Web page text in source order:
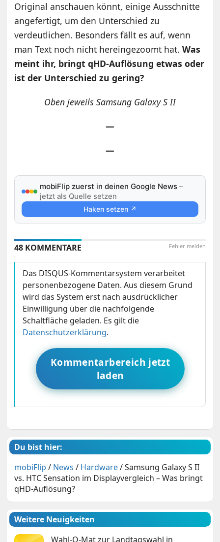
Original anschauen könnt, einige Ausschnitte
angefertigt, um den Unterschied zu
verdeutlichen. Besonders fällt es auf, wenn
man Text noch nicht hereingezoomt hat.Was
meint ihr, bringt qHD-Auflösung etwas oder
ist der Unterschied zu gering?
Oben jeweils Samsung Galaxy S II
—
—
mobiFlip zuerst in deinen Google News –
jetzt als Quelle setzen
Haken setzen ↗
Fehler melden
48 KOMMENTARE
Das DISQUS-Kommentarsystem verarbeitet
personenbezogene Daten. Aus diesem Grund
wird das System erst nach ausdrücklicher
Einwilligung über die nachfolgende
Schaltfläche geladen. Es gilt die
Datenschutzerklärung.
Kommentarbereich jetzt
laden
Du bist hier:
mobiFlip / News / Hardware/Samsung Galaxy S II
vs. HTC Sensation im Displayvergleich – Was bringt
qHD-Auflösung?
Weitere Neuigkeiten
Wahl-O-Mat zur Landtagswahl in